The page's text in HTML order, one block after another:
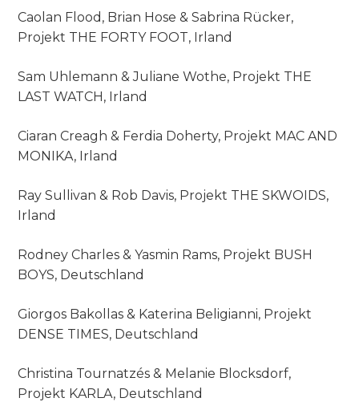
Caolan Flood, Brian Hose & Sabrina Rücker,
Projekt THE FORTY FOOT, Irland
Sam Uhlemann & Juliane Wothe, Projekt THE
LAST WATCH, Irland
Ciaran Creagh & Ferdia Doherty, Projekt MAC AND
MONIKA, Irland
Ray Sullivan & Rob Davis, Projekt THE SKWOIDS,
Irland
Rodney Charles & Yasmin Rams, Projekt BUSH
BOYS, Deutschland
Giorgos Bakollas & Katerina Beligianni, Projekt
DENSE TIMES, Deutschland
Christina Tournatzés & Melanie Blocksdorf,
Projekt KARLA, Deutschland